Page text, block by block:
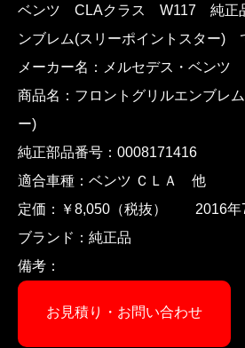
ベンツ CLAクラス W117 純正
ンブレム(スリーポイントスター)
メーカー名：メルセデス・ベンツ
商品名：フロントグリルエンブレ
ー)
純正部品番号：0008171416
適合車種：ベンツ ＣＬＡ 他
定価：￥8,050（税抜） 2016年
ブランド：純正品
備考：
お見積り・お問い合わせ